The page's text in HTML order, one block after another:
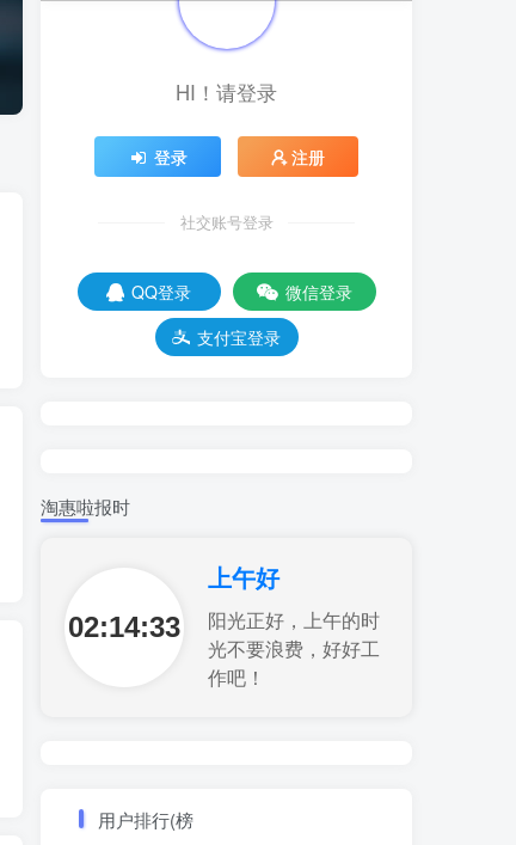
HI！请登录
登录 注册
社交账号登录
QQ登录
微信登录
支付宝登录
淘惠啦报时
02:14:34
上午好
阳光正好，上午的时
光不要浪费，好好工
作吧！
用户排行(榜